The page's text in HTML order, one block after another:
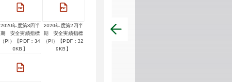
2020年度第3四半
期 安全実績指標
（PI）【PDF：34
0KB】
2020年度第2四半
期 安全実績指標
（PI）【PDF：32
9KB】